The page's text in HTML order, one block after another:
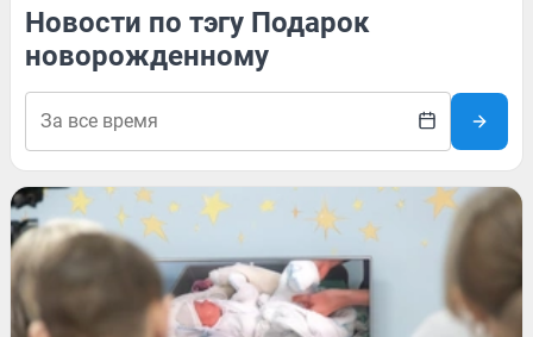
Новости по тэгу Подарок
новорожденному